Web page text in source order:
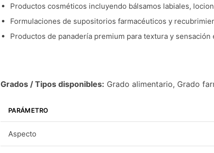
Productos cosméticos incluyendo bálsamos labiales,
Formulaciones de supositorios farmacéuticos y
Productos de panadería premium para textura y sensación
Grados / Tipos disponibles: Grado alimentario, Grado
PARÁMETRO
Aspecto